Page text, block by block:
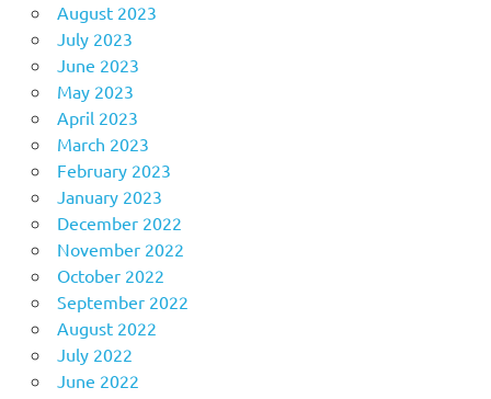
August 2023
July 2023
June 2023
May 2023
April 2023
March 2023
February 2023
January 2023
December 2022
November 2022
October 2022
September 2022
August 2022
July 2022
June 2022